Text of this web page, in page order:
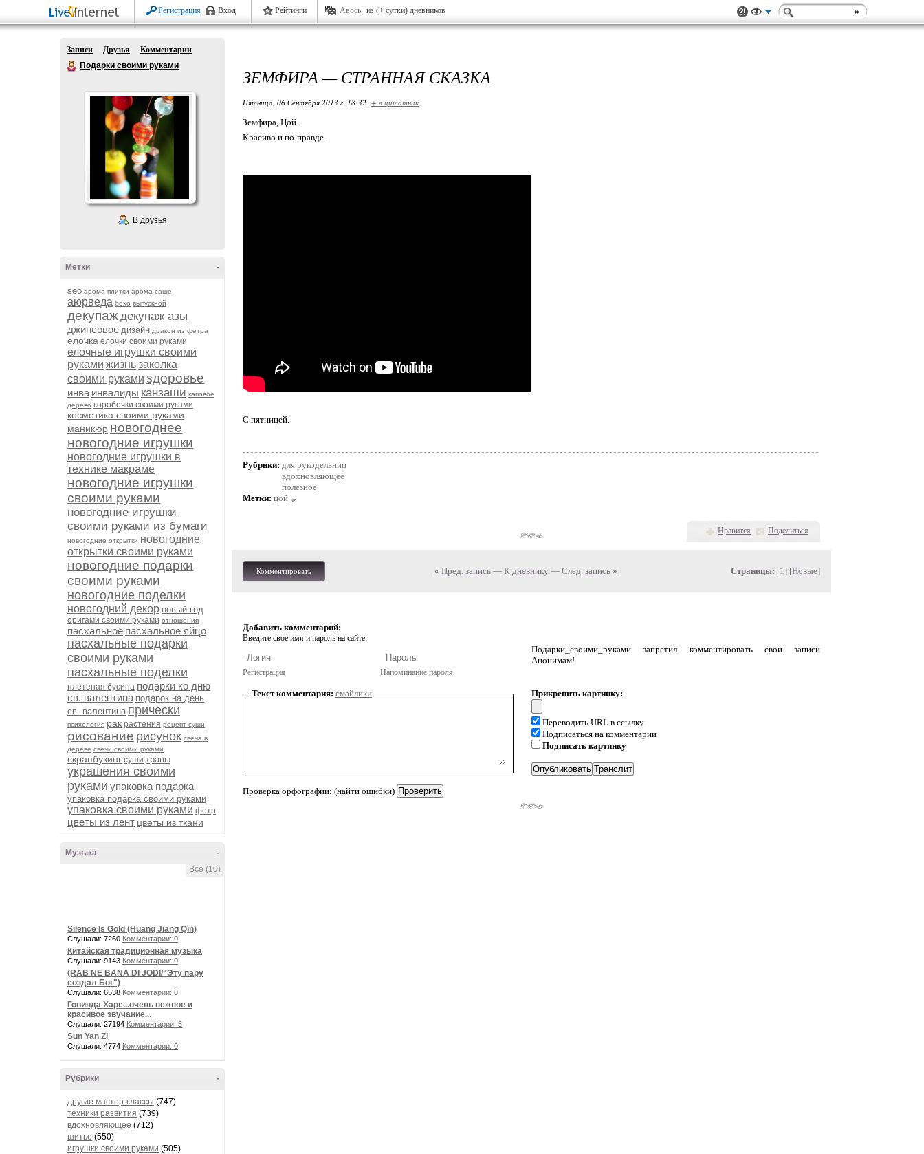
Регистрация Вход Рейтинги Авось из (+ сутки) дневников
Записи Друзья
Комментарии
Подарки своими руками
В друзья
-
Метки
seo арома плитки арома саше
аюрведа бохо выпускной
декупаждекупаж азы
джинсовое дизайн дракон из фетра
елочка елочки своими руками
елочные игрушки своими
руками жизньзаколка
своими руками здоровье
инва инвалиды канзаши каповое
дерево коробочки своими руками
косметика своими руками
маникюр новогоднее
новогодние игрушки
новогодние игрушки в
технике макраме
новогодние игрушки
своими руками
новогодние игрушки
своими руками из бумаги
новогодние открытки новогодние
открытки своими руками
новогодние подарки
своими руками
новогодние поделки
новогодний декор новый год
оригами своими руками отношения
пасхальное пасхальное яйцо
пасхальные подарки
своими руками
пасхальные поделки
плетеная бусина подарки ко дню
св. валентина подарок на день
св. валентина прически
психология рак растения рецепт суши
рисование рисунок свеча в
дереве свечи своими руками
скрапбукинг суши травы
украшения своими
руками упаковка подарка
упаковка подарка своими руками
упаковка своими руками фетр
цветы из лент цветы из ткани
-
Музыка
Все (10)
Silence Is Gold (Huang Jiang Qin)
Слушали: 7260 Комментарии: 0
Китайская традиционная музыка
Слушали: 9143 Комментарии: 0
(RAB NE BANA DI JODI/"Эту пару
создал Бог")
Слушали: 6538 Комментарии: 0
Говинда Харе...очень нежное и
красивое звучание...
Слушали: 27194 Комментарии: 3
Sun Yan Zi
Слушали: 4774 Комментарии: 0
-
Рубрики
другие мастер-классы (747)
техники развития (739)
вдохновляющее (712)
шитье (550)
игрушки своими руками (505)
ЗЕМФИРА — СТРАННАЯ СКАЗКА
Пятница, 06 Сентября 2013 г. 18:32 + в цитатник
Земфира, Цой.
Красиво и по-правде.
С пятницей.
Рубрики: для рукодельниц
вдохновляющее
полезное
Метки: цой
Нравится Поделиться
Комментировать « Пред. запись— К дневнику — След. запись » Страницы: [1] [Новые]
Добавить комментарий:
Введите свое имя и пароль на сайте:
Регистрация Напоминание пароля
Подарки_своими_руками запретил комментировать свои записи
Анонимам!
Текст комментария: смайлики
Проверка орфографии: (найти ошибки)
Прикрепить картинку:
Переводить URL в ссылку
Подписаться на комментарии
Подписать картинку